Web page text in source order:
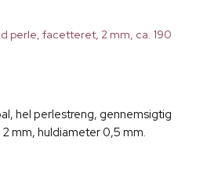
perle, facetteret, 2 mm, ca. 190
hel perlestreng, gennemsigtig
mm, huldiameter 0,5 mm.